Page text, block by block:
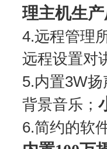
理主机生
4.远程管理
远程设置对
5.内置3W扬
背景音乐；
6.简约的软